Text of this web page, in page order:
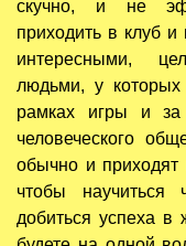
скучно, и не
приходить в клуб
интересными,
людьми, у которых
рамках игры и
человеческого
обычно и приходят
чтобы
добиться успеха